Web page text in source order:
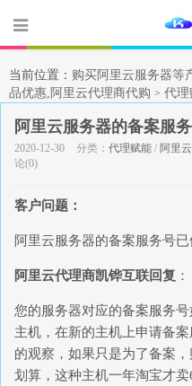
当前位置： 购买阿里云服务器等
品优惠,阿里云代理商代购 > 代理
阿里云服务器的备案服
2020-12-30 分类： 代理赋能 / 阿里
论(0)
客户问题：
阿里云服务器的备案服务号已
阿里云代理商凯铧互联回复 ：
您的服务器对应的备案服务
主机，在新的主机上申请备
的观察，如果只是为了备案
划算，这种主机一年淘宝才